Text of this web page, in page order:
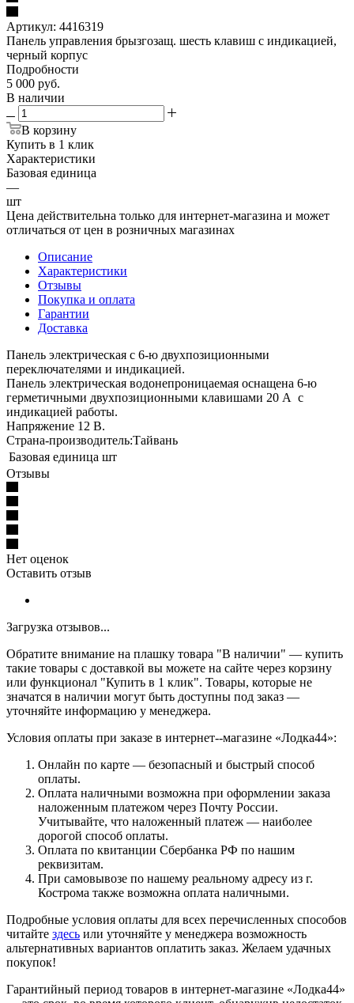
Артикул: 4416319
Панель управления брызгозащ. шесть клавиш с индикацией,
черный корпус
Подробности
5 000 руб.
В наличии
В корзину
Купить в 1 клик
Характеристики
Базовая единица
—
шт
Цена действительна только для интернет-магазина и может
отличаться от цен в розничных магазинах
Описание
Характеристики
Отзывы
Покупка и оплата
Гарантии
Доставка
Панель электрическая с 6-ю двухпозиционными
переключателями и индикацией.
Панель электрическая водонепроницаемая оснащена 6-ю
герметичными двухпозиционными клавишами 20 А с
индикацией работы.
Напряжение 12 В.
Страна-производитель:Тайвань
Базовая единица шт
Отзывы
Нет оценок
Оставить отзыв
Загрузка отзывов...
Обратите внимание на плашку товара "В наличии" — купить
такие товары с доставкой вы можете на сайте через корзину
или функционал "Купить в 1 клик". Товары, которые не
значатся в наличии могут быть доступны под заказ —
уточняйте информацию у менеджера.
Условия оплаты при заказе в интернет--магазине «Лодка44»:
Онлайн по карте — безопасный и быстрый способ
оплаты.
Оплата наличными возможна при оформлении заказа
наложенным платежом через Почту России.
Учитывайте, что наложенный платеж — наиболее
дорогой способ оплаты.
Оплата по квитанции Сбербанка РФ по нашим
реквизитам.
При самовывозе по нашему реальному адресу из г.
Кострома также возможна оплата наличными.
Подробные условия оплаты для всех перечисленных способов
читайте здесь или уточняйте у менеджера возможность
альтернативных вариантов оплатить заказ. Желаем удачных
покупок!
Гарантийный период товаров в интернет-магазине «Лодка44»